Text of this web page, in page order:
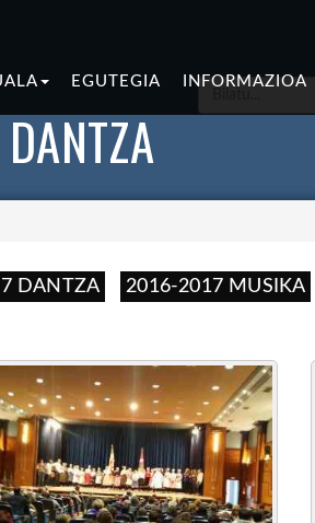
EGUTEGIA INFORMAZIOA
DANTZA 2016-2017 MUSIKA